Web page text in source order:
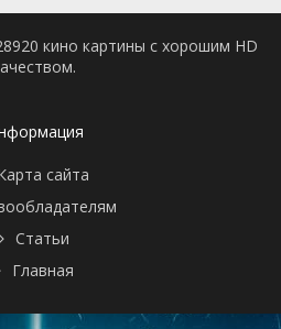
кино картины с хорошим HD
сайта
Статьи
Главная